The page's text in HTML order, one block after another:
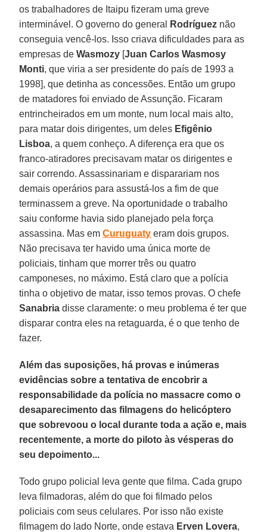
os trabalhadores de Itaipu fizeram uma greve
interminável. O governo do general
Rodríguez não
conseguia vencê-los. Isso criava dificuldades para as
empresas deWasmozy [Juan Carlos Wasmosy
Monti, que viria a ser presidente do país de 1993 a
1998], que detinha as concessões. Então um grupo
de matadores foi enviado de Assunção. Ficaram
entrincheirados em um monte, num local mais alto,
para matar dois dirigentes, um deles Efigênio
Lisboa, a quem conheço. A diferença era que os
franco-atiradores precisavam matar os dirigentes e
sair correndo. Assassinariam e disparariam nos
demais operários para assustá-los a fim de que
terminassem a greve. Na oportunidade o trabalho
saiu conforme havia sido planejado pela força
assassina. Mas emCuruguaty eram dois grupos.
Não precisava ter havido uma única morte de
policiais, tinham que morrer três ou quatro
camponeses, no máximo. Está claro que a polícia
tinha o objetivo de matar, isso temos provas. O chefe
Sanabria disse claramente: o meu problema é ter que
disparar contra eles na retaguarda, é o que tenho de
fazer.
Além das suposições, há provas e inúmeras
evidências sobre a tentativa de encobrir a
responsabilidade da polícia no massacre como o
desaparecimento das filmagens do helicóptero
que sobrevoou o local durante toda a ação e, mais
recentemente, a morte do piloto às vésperas do
seu depoimento...
Todo grupo policial leva gente que filma. Cada grupo
leva filmadoras, além do que foi filmado pelos
policiais com seus celulares. Por isso não existe
filmagem do lado Norte, onde estava Erven Lovera,